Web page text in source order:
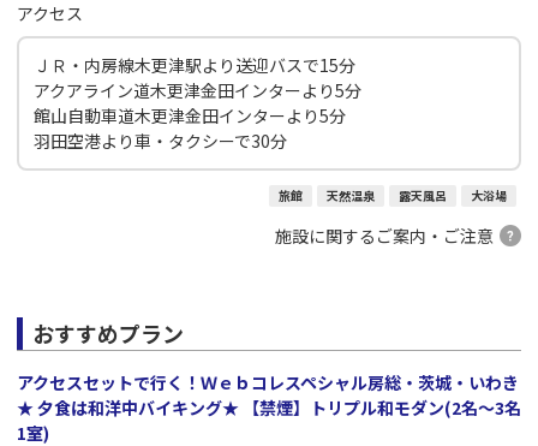
アクセス
ＪＲ・内房線木更津駅より送迎バスで15分
アクアライン道木更津金田インターより5分
館山自動車道木更津金田インターより5分
羽田空港より車・タクシーで30分
旅館 天然温泉 露天風呂 大浴場
施設に関するご案内・ご注意
おすすめプラン
アクセスセットで行く！Ｗｅｂコレスペシャル房総・茨城・いわき
★ 夕食は和洋中バイキング★ 【禁煙】トリプル和モダン(2名～3名
1室)